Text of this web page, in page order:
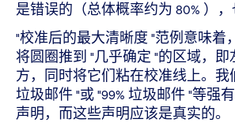
是错误的（总体概率约为 80% ），
"校准后的最大清晰度 "范例意味着
将圆圈推到 "几乎确定 "的区域，即
方，同时将它们粘在校准线上。我
垃圾邮件 "或 "99% 垃圾邮件 "等强
声明，而这些声明应该是真实的。